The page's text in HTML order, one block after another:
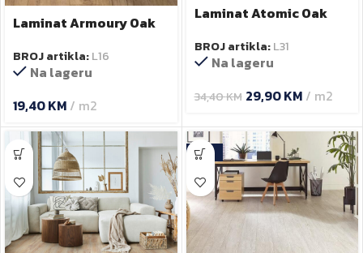
Laminat Armoury Oak
BROJ artikla:L16
Na lageru
19,40KM m2
Laminat Atomic Oak
BROJ artikla:L31
Na lageru
34,40KM 29,90KM m2
-15%